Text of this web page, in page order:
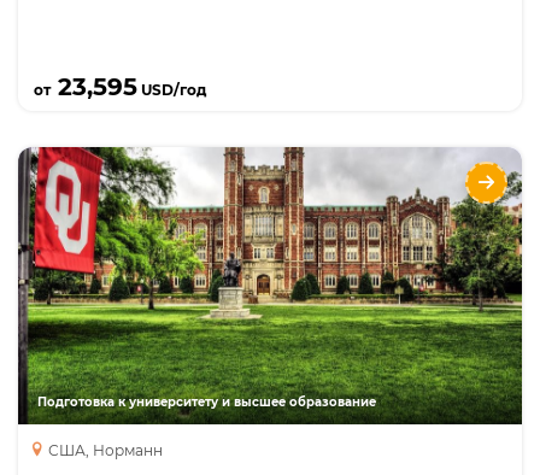
от23,595 USD/год
Подготовка к университету и высшее образование
США, Норманн
University of Oklahoma
Курсы
Языки
Направления
Бакалавриат